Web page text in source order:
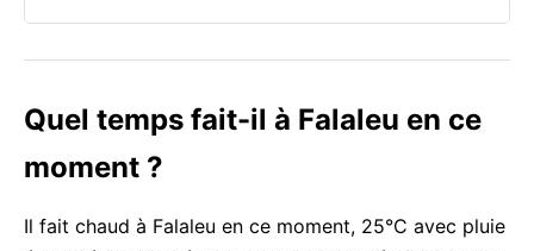
Quel temps fait-il à Falaleu en ce
moment ?
Il fait chaud à Falaleu en ce moment, 25°C avec pluie